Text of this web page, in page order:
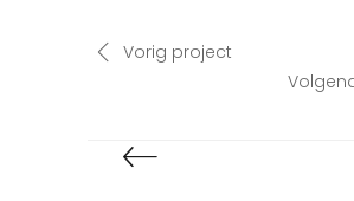
Vorig project